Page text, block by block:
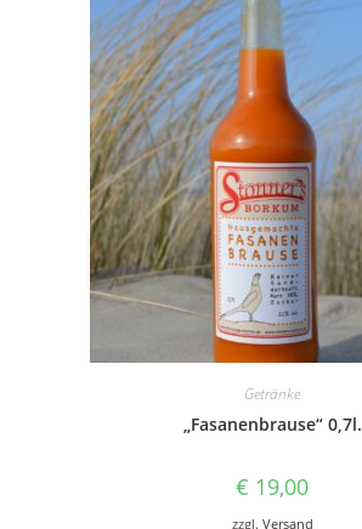
Getränke
„Fasanenbrause“ 0,7l.
€ 19,00
zzgl. Versand